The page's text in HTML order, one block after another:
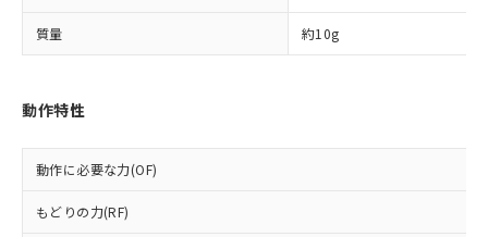
質量 約10g
動作特性
動作に必要な力(OF)
もどりの力(RF)
マイパーツ機能（部品リスト作成サー
および当社の共同利用者が、当社の製
品・サービスに関するお客様との取
部品在庫の切り替え状況などにより、予定
月が前後することがあります。
※3 非含有証明書ダウンロード
とができます。
準値以下であることを示します。
「10」：通常の使用状況下において有害物
質が外部に漏えいし、環境に深刻な影響を
該第三者に通知します。また当社は、
販売先および販売に係わる関係者が違
法に輸出するおそれがある場合は、取
受注生産機種、また在庫状況の